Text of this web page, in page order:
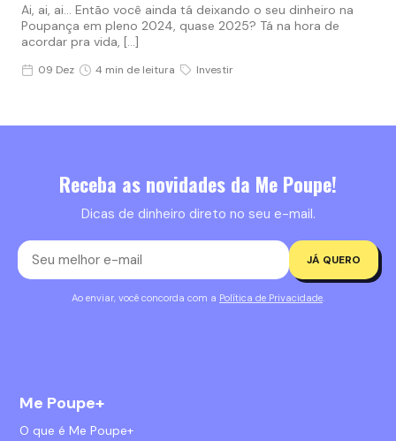
Ai, ai, ai… Então você ainda tá deixando o seu dinheiro na
Poupança em pleno 2024, quase 2025? Tá na hora de
acordar pra vida, […]
09 Dez 4 min de leitura Investir
Receba as novidades da Me Poupe!
Dicas de dinheiro direto no seu e-mail.
JÁ QUERO
Ao enviar, você concorda com a Política de Privacidade
Me Poupe+
O que é Me Poupe+